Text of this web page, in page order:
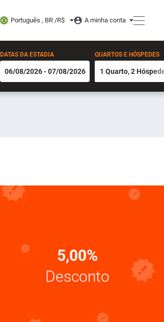
Português , BR /R$ A minha conta
DATAS DA ESTADIA QUARTOS E HÓSPEDES
5,00%
Desconto